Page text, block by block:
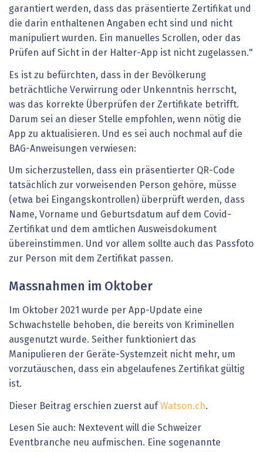
garantiert werden, dass das präsentierte Zertifikat und
die darin enthaltenen Angaben echt sind und nicht
manipuliert wurden. Ein manuelles Scrollen, oder das
Prüfen auf Sicht in der Halter-App ist nicht zugelassen."
Es ist zu befürchten, dass in der Bevölkerung
beträchtliche Verwirrung oder Unkenntnis herrscht,
was das korrekte Überprüfen der Zertifikate betrifft.
Darum sei an dieser Stelle empfohlen, wenn nötig die
App zu aktualisieren. Und es sei auch nochmal auf die
BAG-Anweisungen verwiesen:
Um sicherzustellen, dass ein präsentierter QR-Code
tatsächlich zur vorweisenden Person gehöre, müsse
(etwa bei Eingangskontrollen) überprüft werden, dass
Name, Vorname und Geburtsdatum auf dem Covid-
Zertifikat und dem amtlichen Ausweisdokument
übereinstimmen. Und vor allem sollte auch das Passfoto
zur Person mit dem Zertifikat passen.
Massnahmen im Oktober
Im Oktober 2021 wurde per App-Update eine
Schwachstelle behoben, die bereits von Kriminellen
ausgenutzt wurde. Seither funktioniert das
Manipulieren der Geräte-Systemzeit nicht mehr, um
vorzutäuschen, dass ein abgelaufenes Zertifikat gültig
ist.
Dieser Beitrag erschien zuerst aufWatson.ch.
Lesen Sie auch: Nextevent will die Schweizer
Eventbranche neu aufmischen. Eine sogenannte